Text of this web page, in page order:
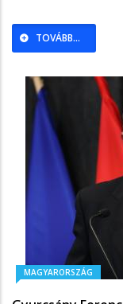
TOVÁBB...
MAGYARORSZÁG